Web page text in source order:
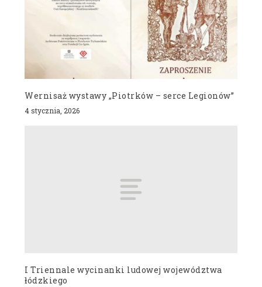
Wernisaż wystawy „Piotrków – serce Legionów”
4 stycznia, 2026
I Triennale wycinanki ludowej województwa
łódzkiego